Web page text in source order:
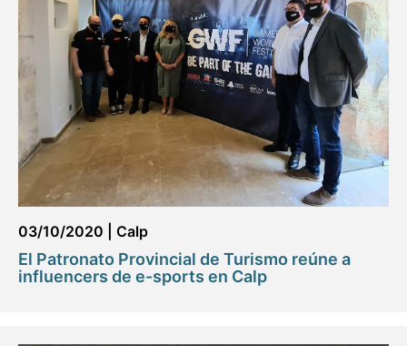
03/10/2020 Calp
El Patronato Provincial de Turismo reúne a
influencers de e-sports en Calp